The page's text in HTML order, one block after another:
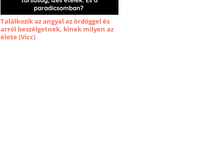
Találkozik az angyal az ördöggel és
arról beszélgetnek, kinek milyen az
élete (Vicc)